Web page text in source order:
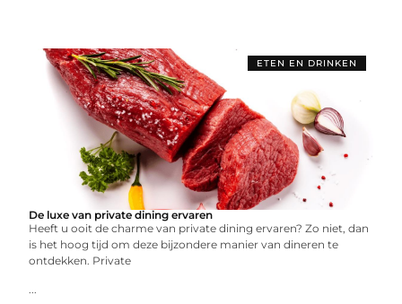
ETEN EN DRINKEN
De luxe van private dining ervaren
Heeft u ooit de charme van private dining ervaren? Zo niet, dan
is het hoog tijd om deze bijzondere manier van dineren te
ontdekken. Private
...